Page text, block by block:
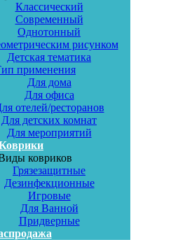
Классический
Современный
Однотонный
рисунком
Детская тематика
применения
Для дома
Для офиса
отелей/ресторанов
Для детских комнат
Для мероприятий
ковриков
Грязезащитные
Дезинфекционные
Игровые
Для Ванной
Придверные